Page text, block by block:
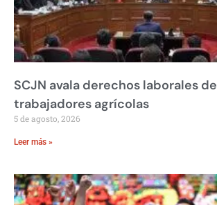
SCJN avala derechos laborales de
trabajadores agrícolas
5 de agosto, 2026
Leer más »